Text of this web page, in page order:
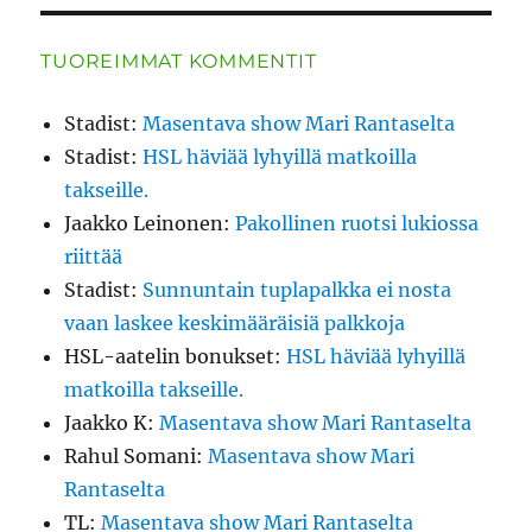
TUOREIMMAT KOMMENTIT
Stadist:Masentava show Mari Rantaselta
Stadist:HSL häviää lyhyillä matkoilla
takseille.
Jaakko Leinonen:Pakollinen ruotsi lukiossa
riittää
Stadist: Sunnuntain tuplapalkka ei nosta
vaan laskee keskimääräisiä palkkoja
HSL-aatelin bonukset:HSL häviää lyhyillä
matkoilla takseille.
Jaakko K:Masentava show Mari Rantaselta
Rahul Somani:Masentava show Mari
Rantaselta
TL:Masentava show Mari Rantaselta